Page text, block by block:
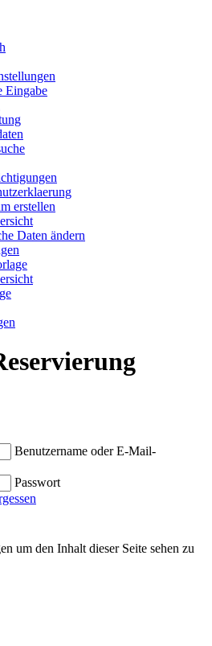
Eingabe
erstellen
Daten ändern
Benutzername oder E-Mail-
Passwort
um den Inhalt dieser Seite sehen zu